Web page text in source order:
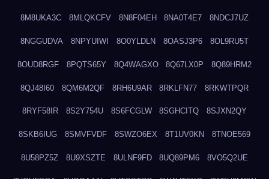
8M8UKA3C 8MLQKCFV 8N8F04EH 8NA0T4E7 8NDCJ7UZ
8NGGUDVA 8NPYUIWI 8O0YLDLN 8OASJ3P6 8OL9RU5T
8OUD8RGF 8PQTS65Y 8Q4WAGXO 8Q67LX0P 8Q89HRM2
8QJ48I60 8QM6M2QF 8RH6U9AR 8RKLFN77 8RKWTPQR
8RYF58IR 8S2Y754U 8S6FCGLW 8SGHCITQ 8SJXN2QY
8SKB6IUG 8SMVFVDF 8SWZO6EX 8T1UV0KN 8TNOE569
8U58PZ5Z 8U9XSZTE 8ULNF9FD 8UQ89PM6 8VO5Q2UE